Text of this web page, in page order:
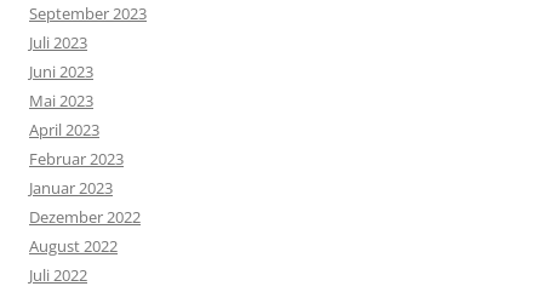
September 2023
Juli 2023
Juni 2023
Mai 2023
April 2023
Februar 2023
Januar 2023
Dezember 2022
August 2022
Juli 2022